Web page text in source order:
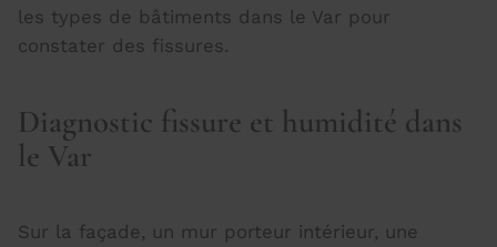
les types de bâtiments dans le Var pour
constater des fissures.
Diagnostic fissure et humidité dans
le Var
Sur la façade, un mur porteur intérieur, une